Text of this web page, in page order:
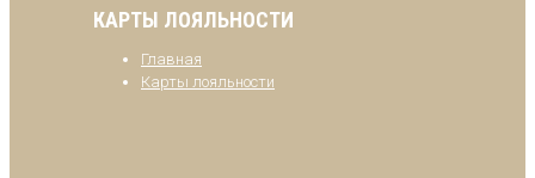
КАРТЫ ЛОЯЛЬНОСТИ
Главная
Карты лояльности